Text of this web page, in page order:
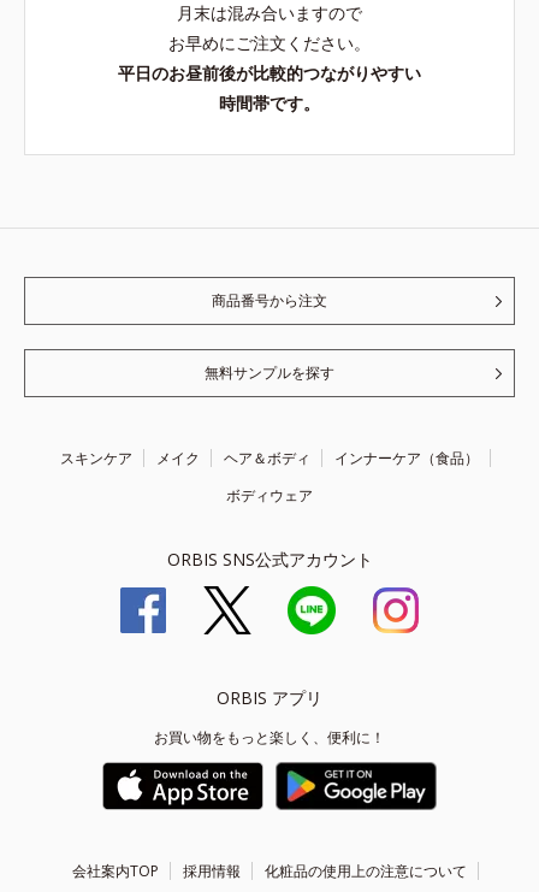
月末は混み合いますので
お早めにご注文ください。
平日のお昼前後が比較的つながりやすい
時間帯です。
商品番号から注文
無料サンプルを探す
スキンケア メイク ヘア＆ボディ
インナーケア（食品）
ボディウェア
ORBIS SNS公式アカウント
ORBIS アプリ
お買い物をもっと楽しく、便利に！
会社案内TOP 採用情報 化粧品の使用上の注意について